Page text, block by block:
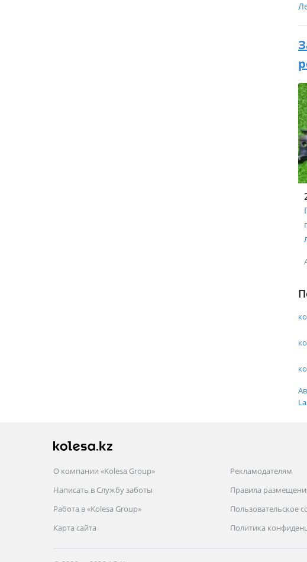
О компании «Kolesa Group»
Написать в Службу заботы
Работа в «Kolesa Group»
Карта сайта
Рекламодателям
Правила
Пользовательское
Политика